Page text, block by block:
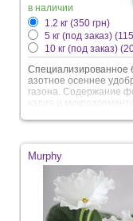
в наличии
1.2 кг (350 грн)
5 кг (под заказ)
10 кг (под заказ)
Специализированное
азотное осеннее
газона. Содержание
калия и
зимнему периоду.
вымерзания, фосфор
способствует
корневой. Внесение
удобрения
хорошему старту
весной.
Murphy